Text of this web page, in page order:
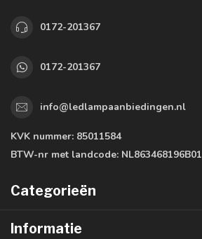
0172-201367
0172-201367
info@ledlampaanbiedingen.nl
KVK nummer: 85011584
BTW-nr met landcode: NL863468196B01
Categorieën
Informatie